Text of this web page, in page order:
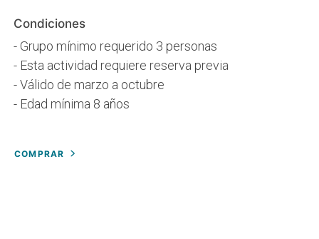
Condiciones
- Grupo mínimo requerido 3 personas
- Esta actividad requiere reserva previa
- Válido de marzo a octubre
- Edad mínima 8 años
COMPRAR